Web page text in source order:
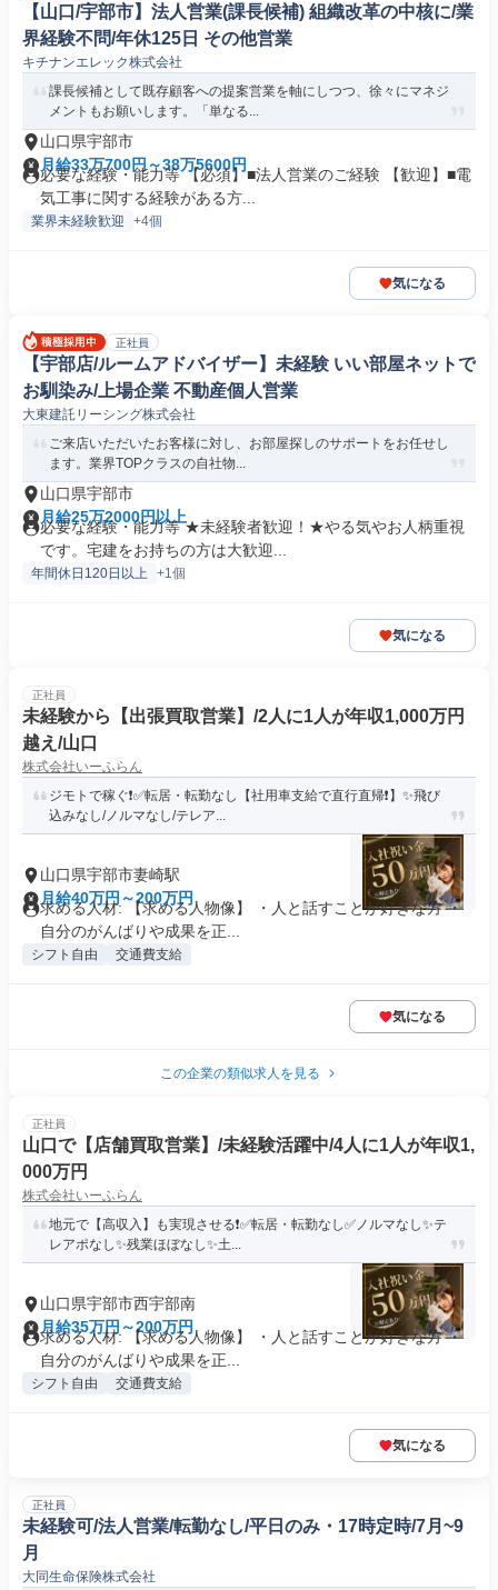
【山口/宇部市】法人営業(課長候補) 組織改革の中核に/業
界経験不問/年休125日 その他営業
キチナンエレック株式会社
課長候補として既存顧客への提案営業を軸にしつつ、徐々にマネジ
メントもお願いします。「単なる...
山口県宇部市
月給33万700円～38万5600円
必要な経験・能力等 【必須】■法人営業のご経験 【歓迎】■電
気工事に関する経験がある方...
業界未経験歓迎 +4個
気になる
正社員
【宇部店/ルームアドバイザー】未経験 いい部屋ネットで
お馴染み/上場企業 不動産個人営業
大東建託リーシング株式会社
ご来店いただいたお客様に対し、お部屋探しのサポートをお任せし
ます。業界TOPクラスの自社物...
山口県宇部市
月給25万2000円以上
必要な経験・能力等 ★未経験者歓迎！★やる気やお人柄重視
です。宅建をお持ちの方は大歓迎...
年間休日120日以上 +1個
気になる
正社員
未経験から【出張買取営業】/2人に1人が年収1,000万円
越え/山口
株式会社いーふらん
ジモトで稼ぐ❗✅転居・転勤なし【社用車支給で直行直帰❗】✨飛び
込みなし/ノルマなし/テレア...
山口県宇部市妻崎駅
月給40万円～200万円
求める人材: 【求める人物像】 ・人と話すことが好きな方 ・
自分のがんばりや成果を正...
シフト自由 交通費支給
気になる
この企業の類似求人を見る
正社員
山口で【店舗買取営業】/未経験活躍中/4人に1人が年収1,
000万円
株式会社いーふらん
地元で【高収入】も実現させる❗✅転居・転勤なし✅ノルマなし✨テ
レアポなし✨残業ほぼなし✨土...
山口県宇部市西宇部南
月給35万円～200万円
求める人材: 【求める人物像】 ・人と話すことが好きな方 ・
自分のがんばりや成果を正...
シフト自由 交通費支給
気になる
正社員
未経験可/法人営業/転勤なし/平日のみ・17時定時/7月~9
月
大同生命保険株式会社